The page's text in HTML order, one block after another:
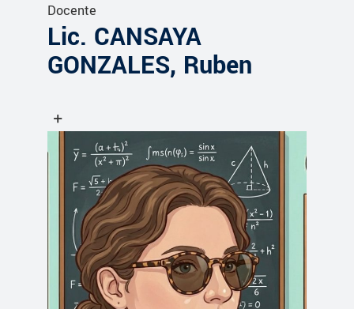
Docente
Lic. CANSAYA
GONZALES, Ruben